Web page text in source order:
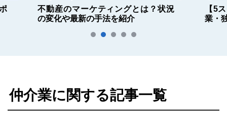
不動産のマーケティングとは？状況
の変化や最新の手法を紹介
【5
業・
仲介業に関する記事一覧